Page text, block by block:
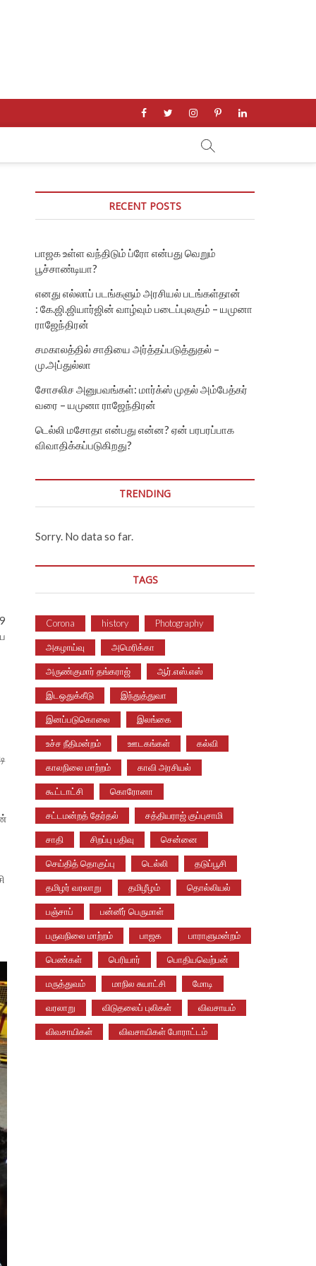
facebooktwitterinstagrampinterestlinkedin
RECENT POSTS
பாஜக உள்ள வந்திடும் ப்ரோ என்பது வெறும்
பூச்சாண்டியா?
எனது எல்லாப் படங்களும் அரசியல் படங்கள்தான்
: கே.ஜி.ஜியார்ஜின் வாழ்வும் படைப்புலகும் – யமுனா
ராஜேந்திரன்
சமகாலத்தில் சாதியை அர்த்தப்படுத்துதல் –
மு.அப்துல்லா
சோசலிச அனுபவங்கள்: மார்க்ஸ் முதல் அம்பேத்கர்
வரை – யமுனா ராஜேந்திரன்
டெல்லி மசோதா என்பது என்ன? ஏன் பரபரப்பாக
விவாதிக்கப்படுகிறது?
TRENDING
Sorry. No data so far.
TAGS
Corona history Photography
அகழாய்வு அமெரிக்கா
அருண்குமார் தங்கராஜ் ஆர்.எஸ்.எஸ்
இடஒதுக்கீடு இந்துத்துவா
இனப்படுகொலை இலங்கை
உச்ச நீதிமன்றம் ஊடகங்கள் கல்வி
காலநிலை மாற்றம் காவி அரசியல்
கூட்டாட்சி கொரோனா
சட்டமன்றத் தேர்தல் சத்தியராஜ் குப்புசாமி
சாதி சிறப்பு பதிவு சென்னை
செய்தித் தொகுப்பு டெல்லி தடுப்பூசி
தமிழர் வரலாறு தமிழீழம் தொல்லியல்
பஞ்சாப் பன்னீர் பெருமாள்
பருவநிலை மாற்றம் பாஜக பாராளுமன்றம்
பெண்கள் பெரியார் பொதியவெற்பன்
மருத்துவம் மாநில சுயாட்சி மோடி
வரலாறு விடுதலைப் புலிகள் விவசாயம்
விவசாயிகள் விவசாயிகள் போராட்டம்